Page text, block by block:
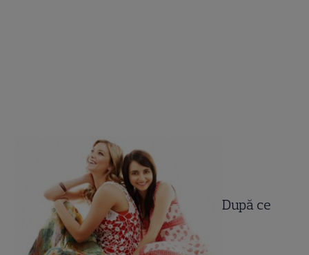
După ce